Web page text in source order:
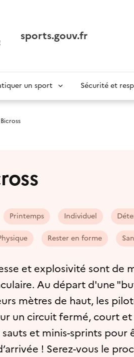
sports.gouv.fr
un sport Sécurité et
Printemps Individuel
Rester en forme
et explosivité sont de
Au départ d'une
mètres de haut, les
un circuit fermé, court et
et minis-sprints pour
! Serez-vous le